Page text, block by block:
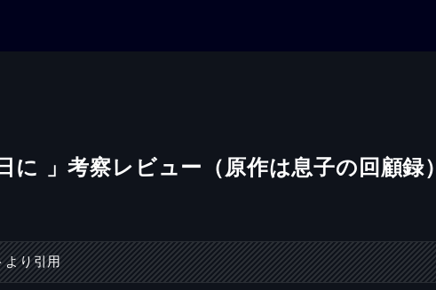
に 」考察レビュー（原作は息子の回顧録）
より引用